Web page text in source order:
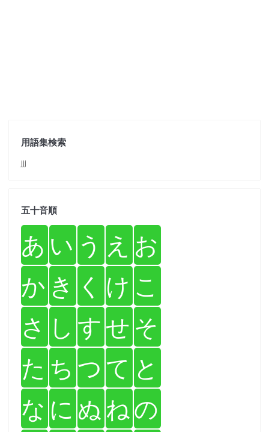
用語集検索
jjj
五十音順
あ い う え お
か き く け こ
さ し すせ そ
た ち つ て と
な に ぬ ねの